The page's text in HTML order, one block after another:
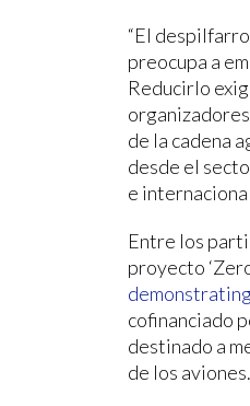
“El
preocupa a
Reducirlo
de la cadena
desde el
e
Entre los
proyecto
cofinanciado
destinado a
de los aviones.